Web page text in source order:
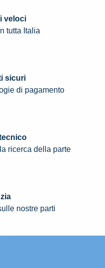
veloci
tutta Italia
sicuri
di pagamento
ricerca della parte
nostre parti